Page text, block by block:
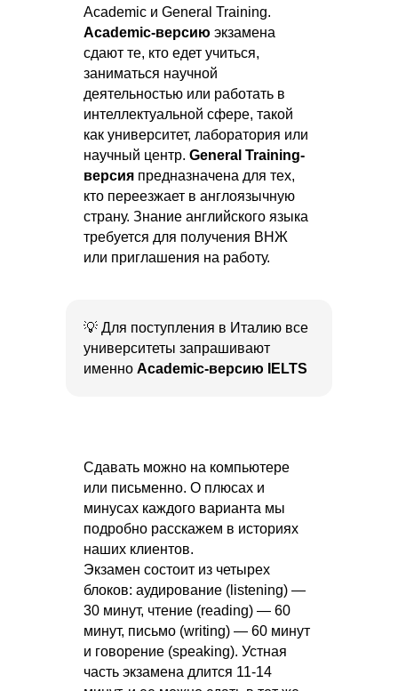
Academic и General Training.
Academic-версию экзамена
сдают те, кто едет учиться,
заниматься научной
деятельностью или работать в
интеллектуальной сфере, такой
как университет, лаборатория или
научный центр. General Training-
версия предназначена для тех,
кто переезжает в англоязычную
страну. Знание английского языка
требуется для получения ВНЖ
или приглашения на работу.
💡 Для поступления в Италию все
университеты запрашивают
именно Academic-версию IELTS
Сдавать можно на компьютере
или письменно. О плюсах и
минусах каждого варианта мы
подробно расскажем в историях
наших клиентов.
Экзамен состоит из четырех
блоков: аудирование (listening) —
30 минут, чтение (reading) — 60
минут, письмо (writing) — 60 минут
и говорение (speaking). Устная
часть экзамена длится 11-14